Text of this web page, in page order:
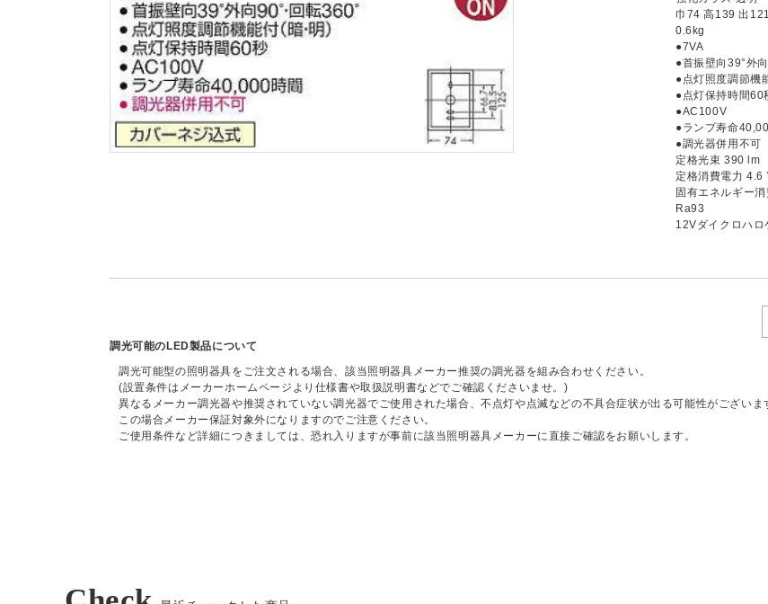
巾74 高139 出
0.6kg
●7VA
●首振壁向39°外
●点灯照度調節機
●点灯保持時間60
●AC100V
●ランプ寿命
●調光器併用不可
定格光束 390 lm
定格消費電力 4.6
固有エネルギー
Ra93
12Vダイクロハロ
調光可能のLED製品について
調光可能型の照明器具をご注文される場合、該当照明器具メーカー推奨の調光器を組み合わせください。
(設置条件はメーカーホームページより仕様書や取扱説明書などでご確認くださいませ。)
異なるメーカー調光器や推奨されていない調光器でご使用された場合、不点灯や点滅などの不具合症状が出る可能性がございま
この場合メーカー保証対象外になりますのでご注意ください。
ご使用条件など詳細につきましては、恐れ入りますが事前に該当照明器具メーカーに直接ご確認をお願いします。